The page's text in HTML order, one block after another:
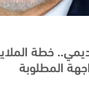
خطة
المطلوبة